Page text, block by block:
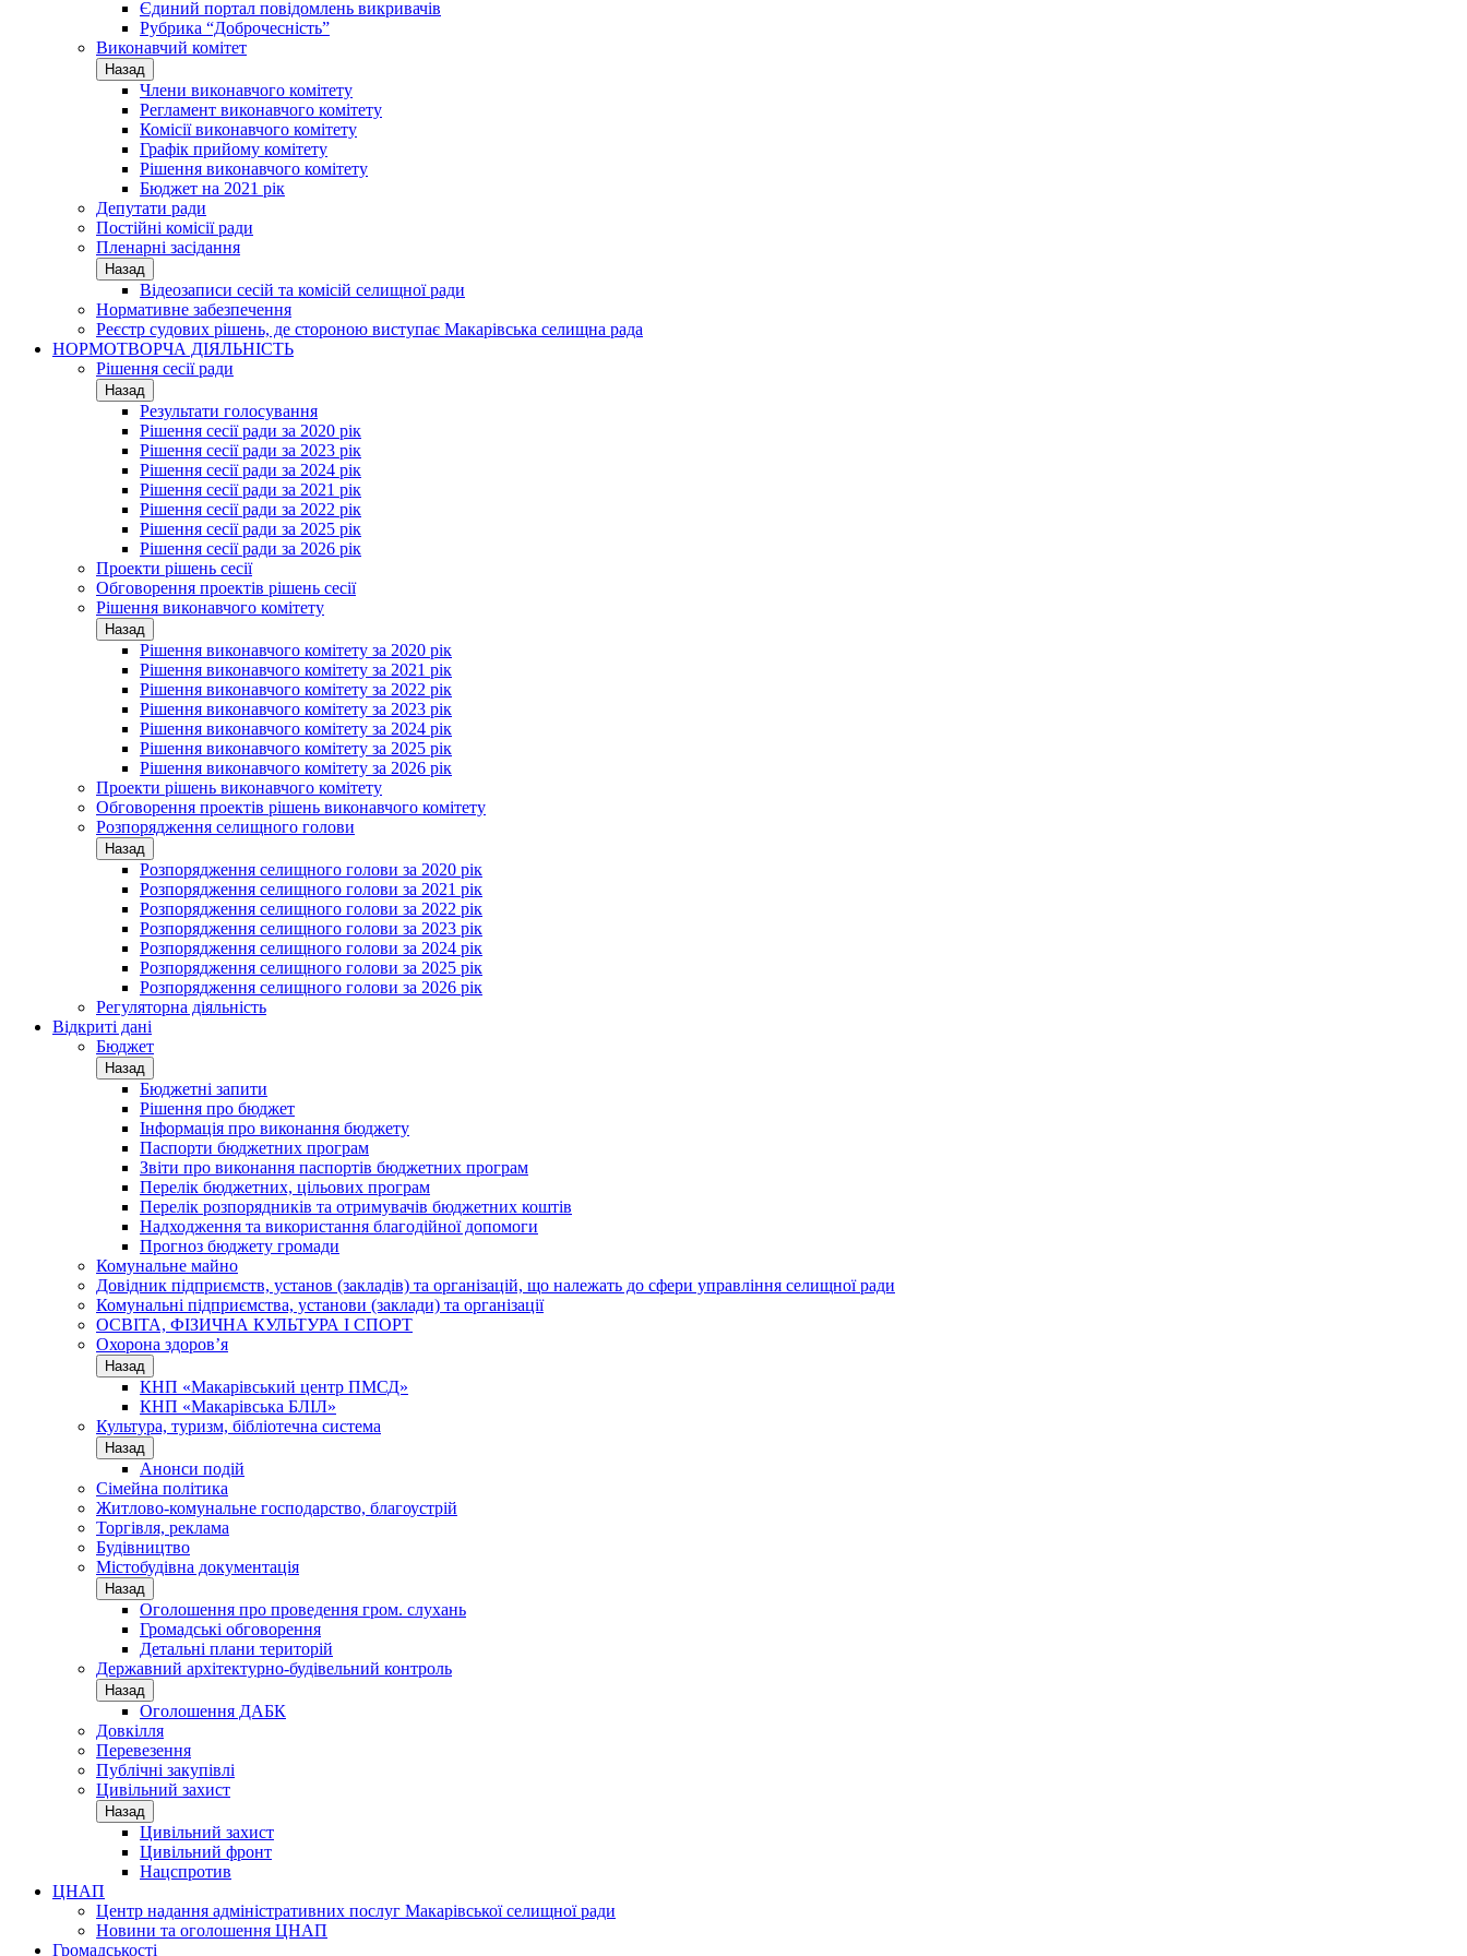
Єдиний портал повідомлень викривачів
Рубрика “Доброчесність”
Виконавчий комітет
Назад
Члени виконавчого комітету
Регламент виконавчого комітету
Комісії виконавчого комітету
Графік прийому комітету
Рішення виконавчого комітету
Бюджет на 2021 рік
Депутати ради
Постійні комісії ради
Пленарні засідання
Назад
Відеозаписи сесій та комісій селищної ради
Нормативне забезпечення
Реєстр судових рішень, де стороною виступає Макарівська селищна рада
НОРМОТВОРЧА ДІЯЛЬНІСТЬ
Рішення сесії ради
Назад
Результати голосування
Рішення сесії ради за 2020 рік
Рішення сесії ради за 2023 рік
Рішення сесії ради за 2024 рік
Рішення сесії ради за 2021 рік
Рішення сесії ради за 2022 рік
Рішення сесії ради за 2025 рік
Рішення сесії ради за 2026 рік
Проекти рішень сесії
Обговорення проектів рішень сесії
Рішення виконавчого комітету
Назад
Рішення виконавчого комітету за 2020 рік
Рішення виконавчого комітету за 2021 рік
Рішення виконавчого комітету за 2022 рік
Рішення виконавчого комітету за 2023 рік
Рішення виконавчого комітету за 2024 рік
Рішення виконавчого комітету за 2025 рік
Рішення виконавчого комітету за 2026 рік
Проекти рішень виконавчого комітету
Обговорення проектів рішень виконавчого комітету
Розпорядження селищного голови
Назад
Розпорядження селищного голови за 2020 рік
Розпорядження селищного голови за 2021 рік
Розпорядження селищного голови за 2022 рік
Розпорядження селищного голови за 2023 рік
Розпорядження селищного голови за 2024 рік
Розпорядження селищного голови за 2025 рік
Розпорядження селищного голови за 2026 рік
Регуляторна діяльність
Відкриті дані
Бюджет
Назад
Бюджетні запити
Рішення про бюджет
Інформація про виконання бюджету
Паспорти бюджетних програм
Звіти про виконання паспортів бюджетних програм
Перелік бюджетних, цільових програм
Перелік розпорядників та отримувачів бюджетних коштів
Надходження та використання благодійної допомоги
Прогноз бюджету громади
Комунальне майно
Довідник підприємств, установ (закладів) та організацій, що належать до сфери управління селищної ради
Комунальні підприємства, установи (заклади) та організації
ОСВІТА, ФІЗИЧНА КУЛЬТУРА І СПОРТ
Охорона здоров’я
Назад
КНП «Макарівський центр ПМСД»
КНП «Макарівська БЛІЛ»
Культура, туризм, бібліотечна система
Назад
Анонси подій
Сімейна політика
Житлово-комунальне господарство, благоустрій
Торгівля, реклама
Будівництво
Містобудівна документація
Назад
Оголошення про проведення гром. слухань
Громадські обговорення
Детальні плани територій
Державний архітектурно-будівельний контроль
Назад
Оголошення ДАБК
Довкілля
Перевезення
Публічні закупівлі
Цивільний захист
Назад
Цивільний захист
Цивільний фронт
Нацспротив
ЦНАП
Центр надання адміністративних послуг Макарівської селищної ради
Новини та оголошення ЦНАП
Громадськості